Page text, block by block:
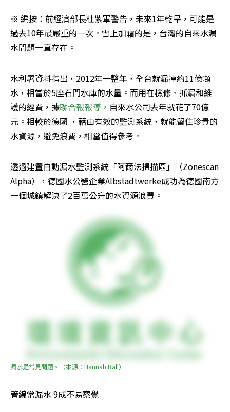
※ 編按：前經濟部長杜紫軍警告，未來1年乾旱，可能是
過去10年最嚴重的一次。雪上加霜的是，台灣的自來水漏
水問題一直存在。
水利署資料指出，2012年一整年，全台就漏掉約11億噸
水，相當於5座石門水庫的水量。而用在檢修、抓漏和維
護的經費，據聯合報報導， 自來水公司去年就花了70億
元。相較於德國 ，藉由有效的監測系統，就能留住珍貴的
水資源，避免浪費，相當值得參考。
透過建置自動漏水監測系統「阿爾法掃描區」（Zonescan
Alpha），德國水公營企業Albstadtwerke成功為德國南方
一個城鎮解決了2百萬公升的水資源浪費。
漏水是常見問題。（來源：Hannah Ball）
管線常漏水 9成不易察覺